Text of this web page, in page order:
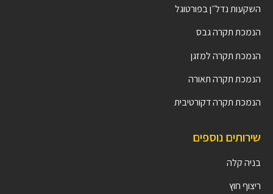
השקעות נדל״ן בפורטוגל
הנמכת תקרה גבס
הנמכת תקרה למזגן
הנמכת תקרה תאורה
הנמכת תקרה דקורטיבית
שירותים נוספים
בניה קלה
ריצוף חוץ